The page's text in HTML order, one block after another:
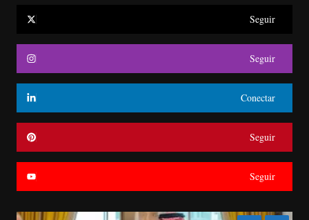
Seguir
Seguir
Conectar
Seguir
Seguir